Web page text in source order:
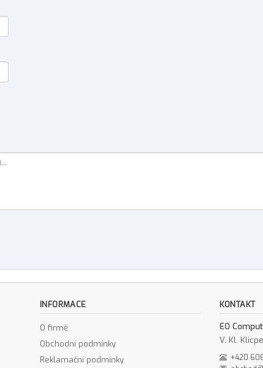
INFORMACE
O firmě
Obchodní podmínky
Reklamační podmínky
KONTAKT
EO
V. Kl.
+420